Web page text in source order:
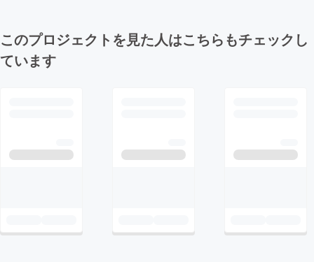
このプロジェクトを見た人はこちらもチェックし
ています